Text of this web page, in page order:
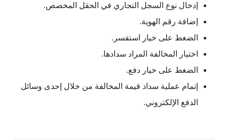
إدخال نوع السجل التجاري في الحقل المخصص.
إضافة رقم الهوية.
الضغط على خيار استفسر.
اختيار المخالفة المراد سدادها.
الضغط على خيار دفع.
إتمام عملية سداد قيمة المخالفة من خلال إحدى وسائل
الدفع الإلكتروني.